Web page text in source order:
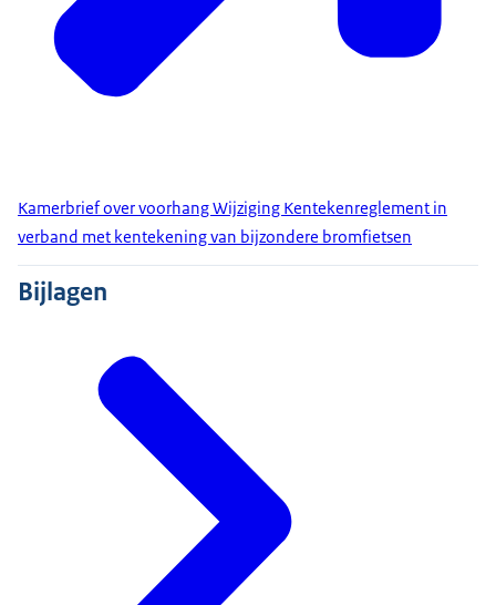
Kamerbrief over voorhang Wijziging Kentekenreglement in
verband met kentekening van bijzondere bromfietsen
Bijlagen